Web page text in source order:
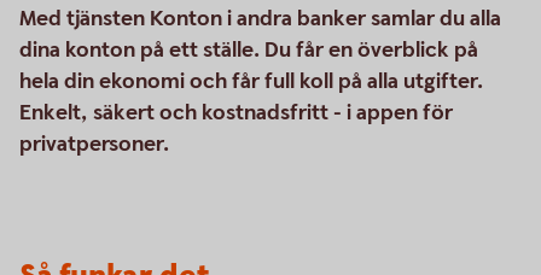
Med tjänsten Konton i andra banker samlar du alla
dina konton på ett ställe. Du får en överblick på
hela din ekonomi och får full koll på alla utgifter.
Enkelt, säkert och kostnadsfritt - i appen för
privatpersoner.